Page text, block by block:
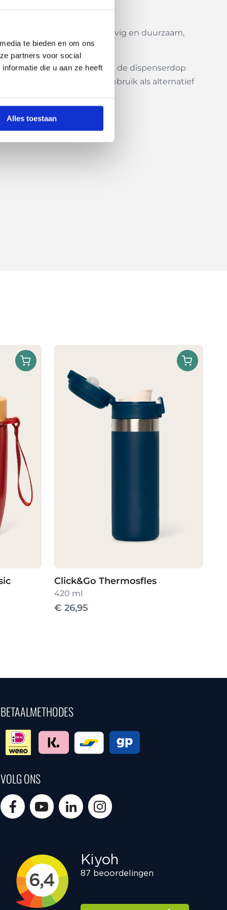
te bieden en om ons
partners voor social
die u aan ze heeft
Alles toestaan
met witte afwerking is stevig en duurzaam,
kunt genieten. Dankzij de dispenserdop
perfect voor dagelijks gebruik als alternatief
Click&Go Thermosfles
420 ml
€ 26,95
BETAALMETHODES
VOLG ONS